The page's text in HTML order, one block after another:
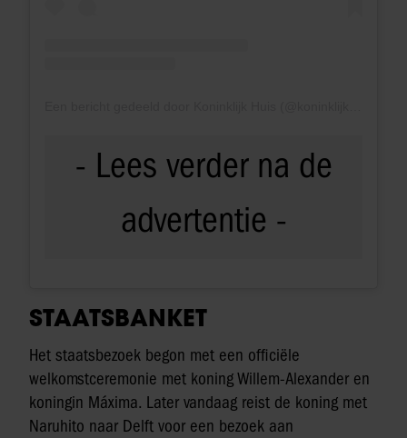
STAATSBANKET
Het staatsbezoek begon met een officiële
welkomstceremonie met koning Willem-Alexander en
koningin Máxima. Later vandaag reist de koning met
Naruhito naar Delft voor een bezoek aan